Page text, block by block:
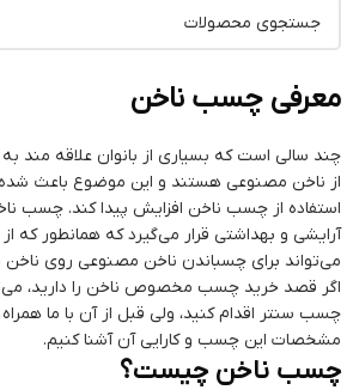
معرفی چسب ناخن
چند سالی است که بسیاری از بانوان علاقه مند
از ناخن مصنوعی هستند و این موضوع باعث شده
استفاده از چسب ناخن افزایش پیدا کند. چسب
آرایشی و بهداشتی قرار می‌گیرد که همانطور
می‌تواند برای چسباندن ناخن مصنوعی روی ناخن
اگر قصد خرید چسب مخصوص ناخن را دارید،
چسب سنتر اقدام کنید، ولی قبل از آن با ما همراه
مشخصات این چسب و کارایی آن آشنا کنیم.
چسب ناخن چیست؟